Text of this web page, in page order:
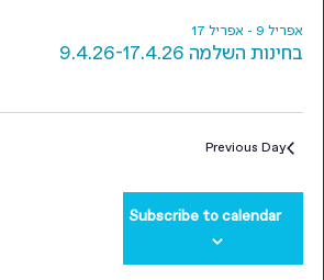
בחינות השלמה 9.4.26-17.4.26
אפריל 9 - אפריל 17
Previous Day
Subscribe to calendar